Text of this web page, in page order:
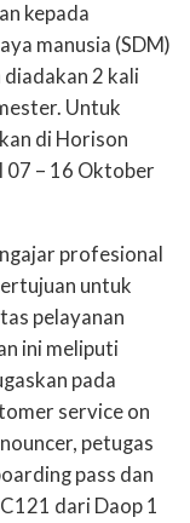
kepada
manusia (SDM)
2 kali
Untuk
di Horison
07 – 16 Oktober
profesional
untuk
pelayanan
ini meliputi
pada
service on
petugas
pass dan
dari Daop 1